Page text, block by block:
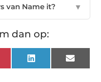
van Name it? ▼
dan op:
LinkedIn Email